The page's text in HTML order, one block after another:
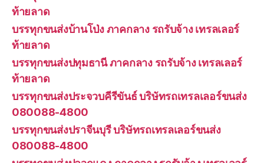
ท้ายลาด
บรรทุกขนส่งบ้านโป่ง ภาคกลาง รถรับจ้าง เทรลเลอร์
ท้ายลาด
บรรทุกขนส่งปทุมธานี ภาคกลาง รถรับจ้าง เทรลเลอร์
ท้ายลาด
บรรทุกขนส่งประจวบคีรีขันธ์ บริษัทรถเทรลเลอร์ขนส่ง
080088-4800
บรรทุกขนส่งปราจีนบุรี บริษัทรถเทรลเลอร์ขนส่ง
080088-4800